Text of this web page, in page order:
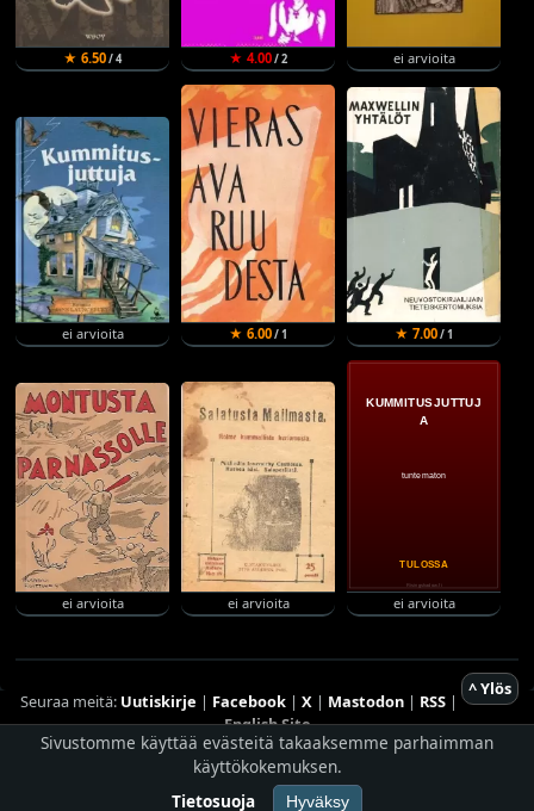
★ 6.50/ 4 ★ 4.00/ 2 ei arvioita
ei arvioita ★ 6.00/ 1 ★ 7.00/ 1
ei arvioita ei arvioita ei arvioita
^ Ylös
Seuraa meitä: Uutiskirje | Facebook| X| Mastodon| RSS|
English Site
Hostingpalvelun tarjoaaPlaneetta Internet Oy
© 1996 - 2026 Risingshadow. Kaikki oikeudet pidätetään.
Sivustomme käyttää evästeitä takaaksemme parhaimman
käyttökokemuksen.
Tietosuoja
Hyväksy